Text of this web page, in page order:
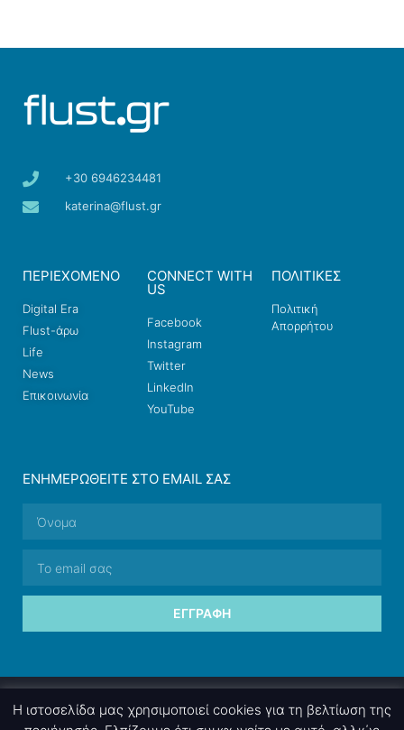
+30 6946234481
katerina@flust.gr
ΠΕΡΙΕΧΟΜΕΝΟ
Digital Era
Flust-άρω
Life
News
Επικοινωνία
CONNECT WITH
US
Facebook
Instagram
Twitter
LinkedIn
YouTube
ΠΟΛΙΤΙΚΕΣ
Πολιτική
Απορρήτου
ΕΝΗΜΕΡΩΘΕΊΤΕ ΣΤΟ EMAIL ΣΑΣ
ΕΓΓΡΑΦΉ
Η ιστοσελίδα μας χρησιμοποιεί cookies για τη βελτίωση της